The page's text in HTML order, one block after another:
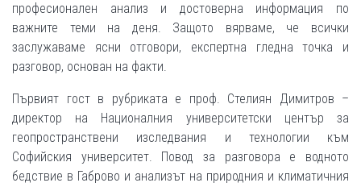
професионален анализ и достоверна информация по
важните теми на деня. Защото вярваме, че всички
заслужаваме ясни отговори, експертна гледна точка и
разговор, основан на факти.
Първият гост в рубриката е проф. Стелиян Димитров –
директор на Националния университетски център за
геопространствени изследвания и технологии към
Софийския университет. Повод за разговора е водното
бедствие в Габрово и анализът на природния и климатичния